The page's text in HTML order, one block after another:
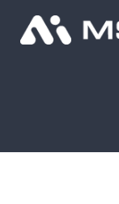
조달물품